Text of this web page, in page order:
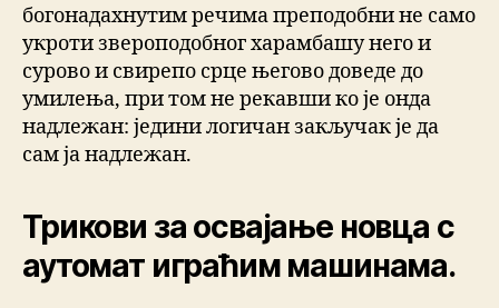
богонадахнутим речима преподобни не само
укроти звероподобног харамбашу него и
сурово и свирепо срце његово доведе до
умилења, при том не рекавши ко је онда
надлежан: једини логичан закључак је да
сам ја надлежан.
Трикови за освајање новца с
аутомат играћим машинама.